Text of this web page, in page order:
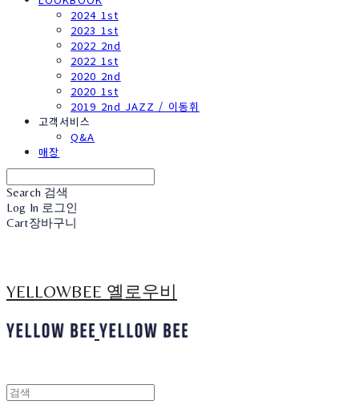
2024 1st
2023 1st
2022 2nd
2022 1st
2020 2nd
2020 1st
2019 2nd JAZZ / 이동휘
고객서비스
Q&A
매장
Search 검색
Log In 로그인
Cart장바구니
YELLOWBEE 옐로우비